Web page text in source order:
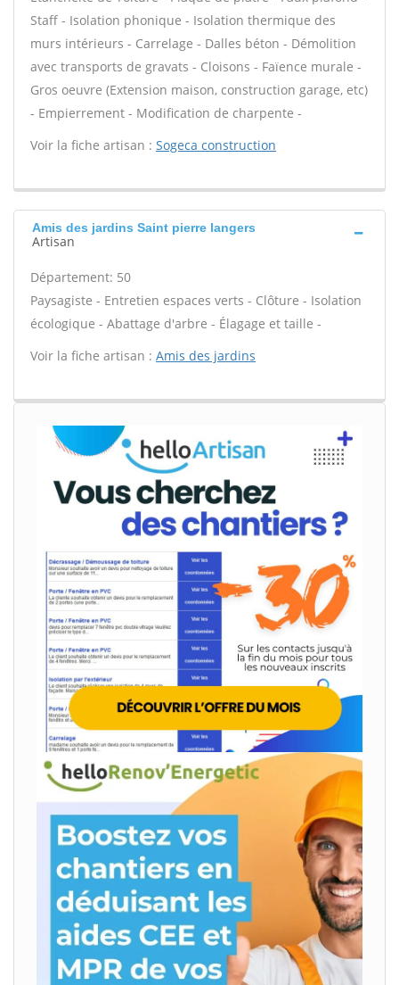
Staff - Isolation phonique - Isolation thermique des
murs intérieurs - Carrelage - Dalles béton - Démolition
avec transports de gravats - Cloisons - Faïence murale -
Gros oeuvre (Extension maison, construction garage, etc)
- Empierrement - Modification de charpente -
Voir la fiche artisan : Sogeca construction
Amis des jardins Saint pierre langers
Artisan
Département: 50
Paysagiste - Entretien espaces verts - Clôture - Isolation
écologique - Abattage d'arbre - Élagage et taille -
Voir la fiche artisan : Amis des jardins